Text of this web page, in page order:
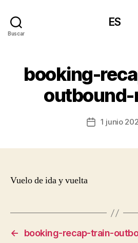
Buscar
ES
booking-
Fecha1 junio
Vuelo de ida y vuelta
←
booking-recap-train-